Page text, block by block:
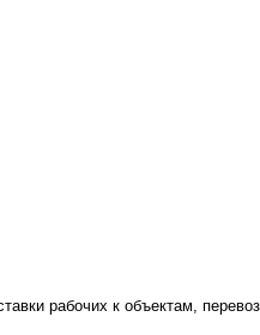
рабочих к объектам,